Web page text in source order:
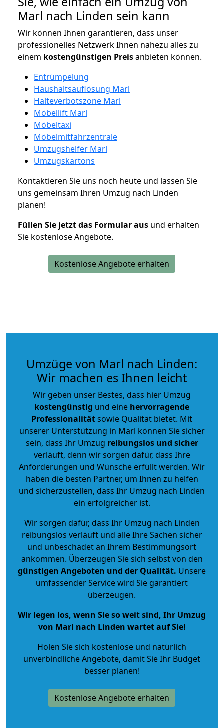
Marl nach Linden sein kann
Wir können Ihnen garantieren, dass unser
professionelles Netzwerk Ihnen nahezu alles zu
einem kostengünstigen Preisanbieten können.
Entrümpelung
Haushaltsauflösung Marl
Halteverbotszone Marl
Möbellift Marl
Möbeltaxi
Möbelmitfahrzentrale
Umzugshelfer Marl
Umzugskartons
Kontaktieren Sie uns noch heute und lassen Sie
uns gemeinsam Ihren Umzug nach Linden
planen!
Füllen Sie jetzt das Formular aus und erhalten
Sie kostenlose Angebote.
Kostenlose Angebote erhalten
Umzüge von Marl nach Linden:
Wir machen es Ihnen leicht
Wir geben unser Bestes, dass hier Umzug
kostengünstig und eine hervorragende
Professionalitätsowie Qualität bietet. Mit
unserer Unterstützung in Marl können Sie sicher
sein, dass Ihr Umzug reibungslos und sicher
verläuft, denn wir sorgen dafür, dass Ihre
Anforderungen und Wünsche erfüllt werden. Wir
haben die besten Partner, um Ihnen zu helfen
und sicherzustellen, dass Ihr Umzug nach Linden
ein erfolgreicher ist.
Wir sorgen dafür, dass Ihr Umzug nach Linden
reibungslos verläuft und alle Ihre Sachen sicher
und unbeschadet an Ihrem Bestimmungsort
ankommen. Überzeugen Sie sich selbst von den
günstigen Angeboten und der Qualität. Unsere
umfassender Service wird Sie garantiert
überzeugen.
Wir legen los, wenn Sie so weit sind, Ihr Umzug
von Marl nach Linden wartet auf Sie!
Holen Sie sich kostenlose und natürlich
unverbindliche Angebote, damit Sie Ihr Budget
besser planen!
Kostenlose Angebote erhalten